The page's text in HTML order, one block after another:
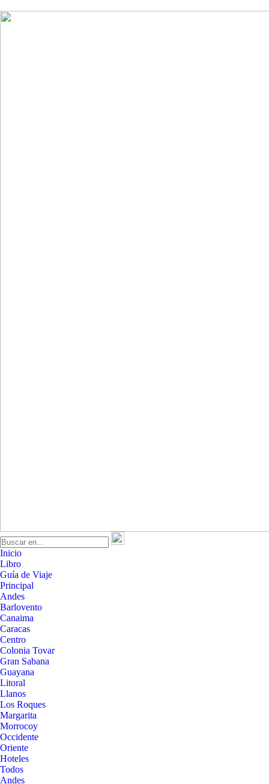
Inicio
Libro
Guía de Viaje
Principal
Andes
Barlovento
Canaima
Caracas
Centro
Colonia Tovar
Gran Sabana
Guayana
Litoral
Llanos
Los Roques
Margarita
Morrocoy
Occidente
Oriente
Hoteles
Todos
Andes